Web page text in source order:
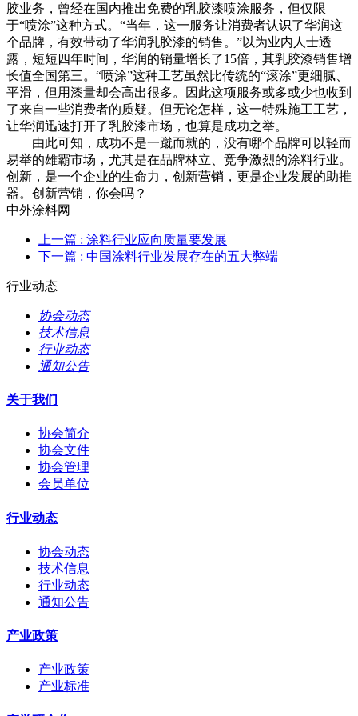
胶业务，曾经在国内推出免费的乳胶漆喷涂服务，但仅限
于“喷涂”这种方式。“当年，这一服务让消费者认识了华润这
个品牌，有效带动了华润乳胶漆的销售。”以为业内人士透
露，短短四年时间，华润的销量增长了15倍，其乳胶漆销售增
长值全国第三。“喷涂”这种工艺虽然比传统的“滚涂”更细腻、
平滑，但用漆量却会高出很多。因此这项服务或多或少也收到
了来自一些消费者的质疑。但无论怎样，这一特殊施工工艺，
让华润迅速打开了乳胶漆市场，也算是成功之举。
由此可知，成功不是一蹴而就的，没有哪个品牌可以轻而
易举的雄霸市场，尤其是在品牌林立、竞争激烈的涂料行业。
创新，是一个企业的生命力，创新营销，更是企业发展的助推
器。创新营销，你会吗？
中外涂料网
上一篇 : 涂料行业应向质量要发展
下一篇 : 中国涂料行业发展存在的五大弊端
行业动态
协会动态
技术信息
行业动态
通知公告
关于我们
协会简介
协会文件
协会管理
会员单位
行业动态
协会动态
技术信息
行业动态
通知公告
产业政策
产业政策
产业标准